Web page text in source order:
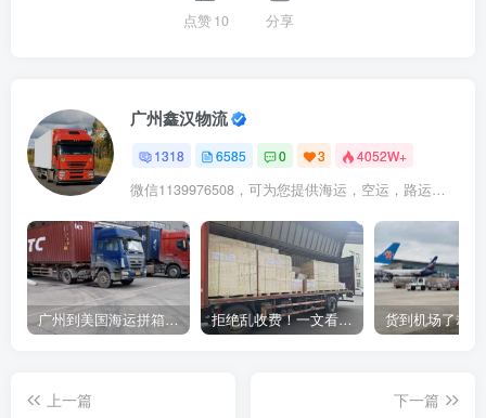
点赞10 分享
广州鑫汉物流
1318 6585 0 3 4052W+
微信1139976508，可为您提供海运，空运，路运，铁路运输
广州到美国海运拼箱多少钱？2024年最新运费构成+隐藏费用避坑指南 拒绝乱收费！一文看懂中国货代计费套路，教你避开所有隐形坑
上一篇
下一篇